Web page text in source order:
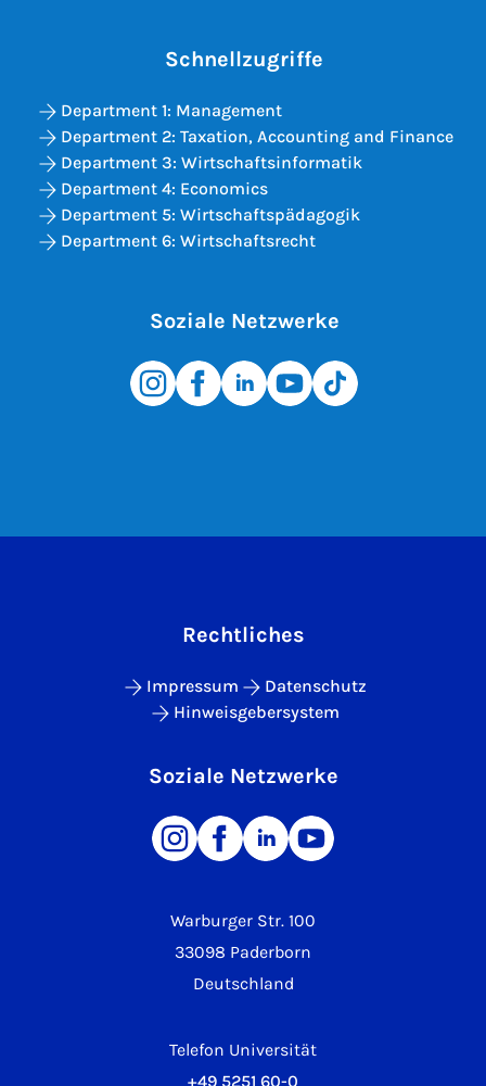
Schnellzugriffe
Department 1: Management
Department 2: Taxation, Accounting and Finance
Department 3: Wirtschaftsinformatik
Department 4: Economics
Department 5: Wirtschaftspädagogik
Department 6: Wirtschaftsrecht
Soziale Netzwerke
Warburger Str. 100
33098 Paderborn
Deutschland
Telefon Universität
+49 5251 60-0
Rechtliches
Impressum
Datenschutz
Hinweisgebersystem
Soziale Netzwerke